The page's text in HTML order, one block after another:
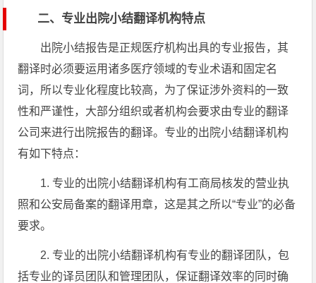
二、专业出院小结翻译机构特点
出院小结报告是正规医疗机构出具的专业报告，其
翻译时必须要运用诸多医疗领域的专业术语和固定名
词，所以专业化程度比较高，为了保证涉外资料的一致
性和严谨性，大部分组织或者机构会要求由专业的翻译
公司来进行出院报告的翻译。专业的出院小结翻译机构
有如下特点：
1. 专业的出院小结翻译机构有工商局核发的营业执
照和公安局备案的翻译用章，这是其之所以“专业”的必备
要求。
2. 专业的出院小结翻译机构有专业的翻译团队，包
括专业的译员团队和管理团队，保证翻译效率的同时确